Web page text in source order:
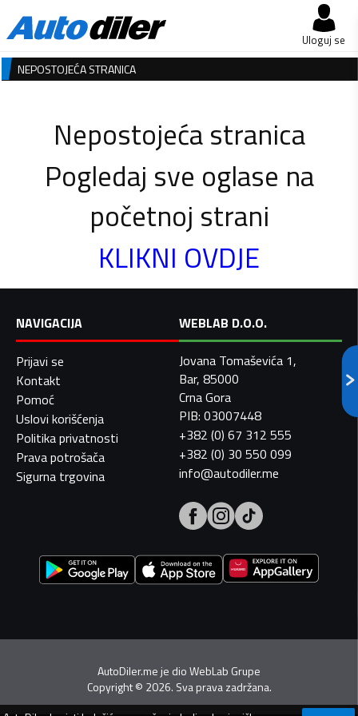
Uloguj se
NEPOSTOJEĆA STRANICA
Nepostojeća stranica
Pogledaj sve oglase na
početnoj strani
KLIKNI OVDJE
NAVIGACIJA
Prijavi se
Kontakt
Pomoć
Uslovi korišćenja
Politika privatnosti
Prava potrošača
Sigurna trgovina
WEBLAB D.O.O.
Jovana Tomaševića 1,
Bar, 85000
Crna Gora
PIB: 03007448
+382 (0) 67 312 555
+382 (0) 30 550 099
info@autodiler.me
AutoDiler.me je dioWebLab Grupe
Copyright© 2026. Sva prava zadržana.